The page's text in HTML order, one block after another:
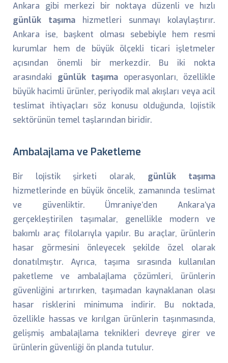
Ankara gibi merkezi bir noktaya düzenli ve hızlı
günlük taşıma hizmetleri sunmayı kolaylaştırır.
Ankara ise, başkent olması sebebiyle hem resmi
kurumlar hem de büyük ölçekli ticari işletmeler
açısından önemli bir merkezdir. Bu iki nokta
arasındaki günlük taşıma operasyonları, özellikle
büyük hacimli ürünler, periyodik mal akışları veya acil
teslimat ihtiyaçları söz konusu olduğunda, lojistik
sektörünün temel taşlarından biridir.
Ambalajlama ve Paketleme
Bir lojistik şirketi olarak, günlük taşıma
hizmetlerinde en büyük öncelik, zamanında teslimat
ve güvenliktir. Ümraniye’den Ankara’ya
gerçekleştirilen taşımalar, genellikle modern ve
bakımlı araç filolarıyla yapılır. Bu araçlar, ürünlerin
hasar görmesini önleyecek şekilde özel olarak
donatılmıştır. Ayrıca, taşıma sırasında kullanılan
paketleme ve ambalajlama çözümleri, ürünlerin
güvenliğini artırırken, taşımadan kaynaklanan olası
hasar risklerini minimuma indirir. Bu noktada,
özellikle hassas ve kırılgan ürünlerin taşınmasında,
gelişmiş ambalajlama teknikleri devreye girer ve
ürünlerin güvenliği ön planda tutulur.